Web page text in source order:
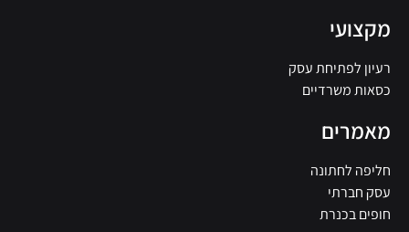
מקצועי
רעיון לפתיחת עסק
כסאות משרדיים
מאמרים
חליפה לחתונה
עסק חברתי
חופים בכנרת